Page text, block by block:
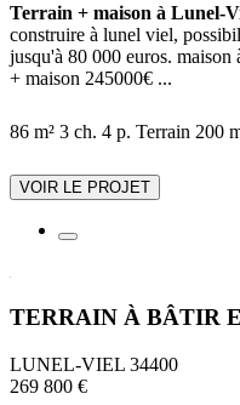
Terrain + maison à Lunel-
construire à lunel viel,
jusqu'à 80 000 euros. maison
+ maison 245000€ ...
86 m² 3 ch. 4 p. Terrain 200
VOIR LE PROJET
TERRAIN À BÂTIR
LUNEL-VIEL 34400
269 800 €